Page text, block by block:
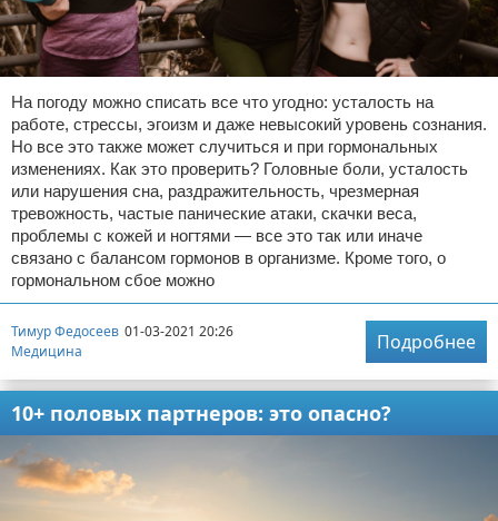
На погоду можно списать все что угодно: усталость на
работе, стрессы, эгоизм и даже невысокий уровень сознания.
Но все это также может случиться и при гормональных
изменениях. Как это проверить? Головные боли, усталость
или нарушения сна, раздражительность, чрезмерная
тревожность, частые панические атаки, скачки веса,
проблемы с кожей и ногтями — все это так или иначе
связано с балансом гормонов в организме. Кроме того, о
гормональном сбое можно
Тимур Федосеев 01-03-2021 20:26
Медицина
Подробнее
10+ половых партнеров: это опасно?